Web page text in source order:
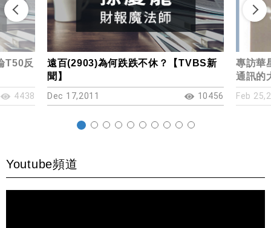
T50反
4438
遠百(2903)為何跌跌不休？【TVBS新
聞】
Dec 17,2011 10456
專訪華
通訊的
Feb
Youtube頻道